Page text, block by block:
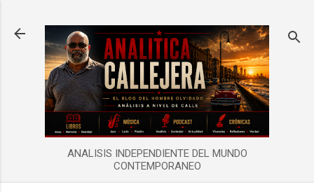
ANALISIS INDEPENDIENTE DEL MUNDO
CONTEMPORANEO